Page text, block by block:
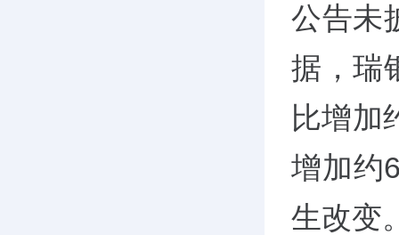
公告未
据，瑞
比增加
增加约
生改变